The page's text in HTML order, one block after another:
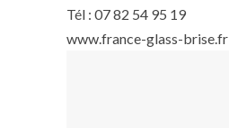
Tél : 07 82 54 95 19
www.france-glass-brise.fr